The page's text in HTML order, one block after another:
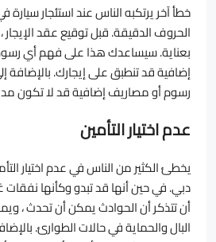
خطأ آخر يرتكبه الناس عند استئجار
الحروف الدقيقة. قبل توقيع عقد الإيجار
بعناية. سيساعدك هذا على فهم أي
إضافية قد تنطبق على إيجارك. بالإضافة
رسوم أو مصاريف إضافية قد لا تكون
عدم اختيار التأمين
يخطئ الكثير من الناس في عدم اختيار
دبي. في حين أنها قد تبدو وكأنها
أن تتذكر أن الحوادث يمكن أن تحدث ،
البال والحماية في حالات الطوارئ.